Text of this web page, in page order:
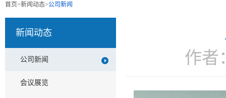
首页>新闻动态>公司新闻
新闻动态
公司新闻
会议展览
作者